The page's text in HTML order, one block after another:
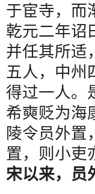
于宦寺，而
乾元二年诏
并任其所适
五人，中州
得过一人。
希奭贬为海
陵令员外置
置，则小吏
宋以来，员